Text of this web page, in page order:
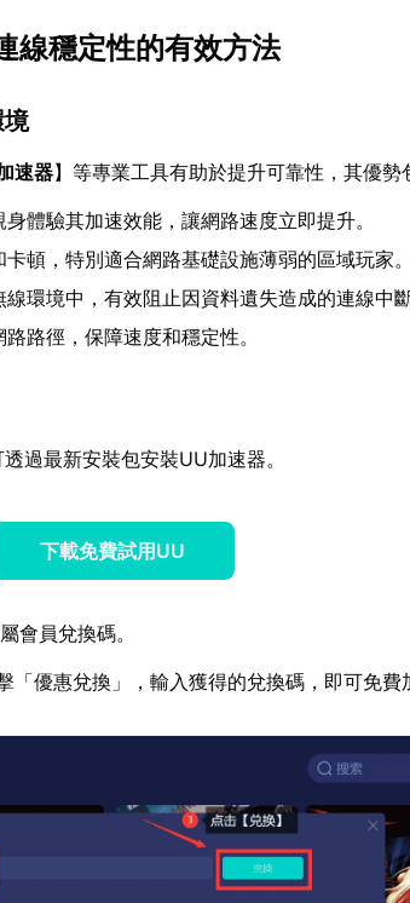
線穩定性的有效方法
境
速器】等專業工具有助於提升可靠性，其優勢
身體驗其加速效能，讓網路速度立即提升。
頓，特別適合網路基礎設施薄弱的區域玩家。
環境中，有效阻止因資料遺失造成的連線中斷
路徑，保障速度和穩定性。
過最新安裝包安裝UU加速器。
下載免費試用UU
會員兌換碼。
優惠兌換」，輸入獲得的兌換碼，即可免費